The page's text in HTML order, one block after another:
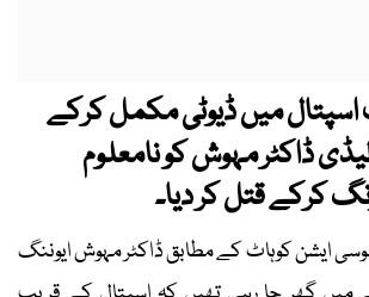
میں ڈیوٹی مکمل کرکے
ڈاکٹر مہوش کو نامعلوم
کرکے قتل کر دیا۔
ایشن کوہاٹ کے مطابق ڈاکٹر مہوش ایوننگ